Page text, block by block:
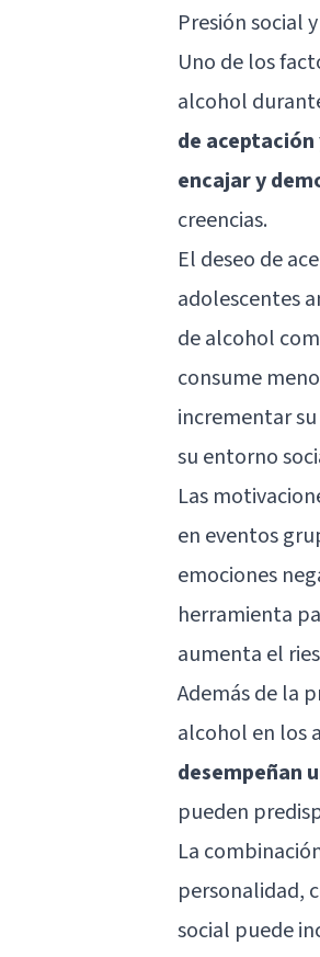
Presión social
Uno de los
alcohol
de
encajar y
creencias.
El deseo de
adolescentes
de alcohol
consume
incrementar
su entorno
Las
en eventos
emociones
herramienta
aumenta el
Además de la
alcohol en los
desempeñan
pueden
La
personalidad,
social puede